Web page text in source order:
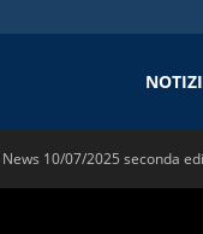
10/07/2025 seconda